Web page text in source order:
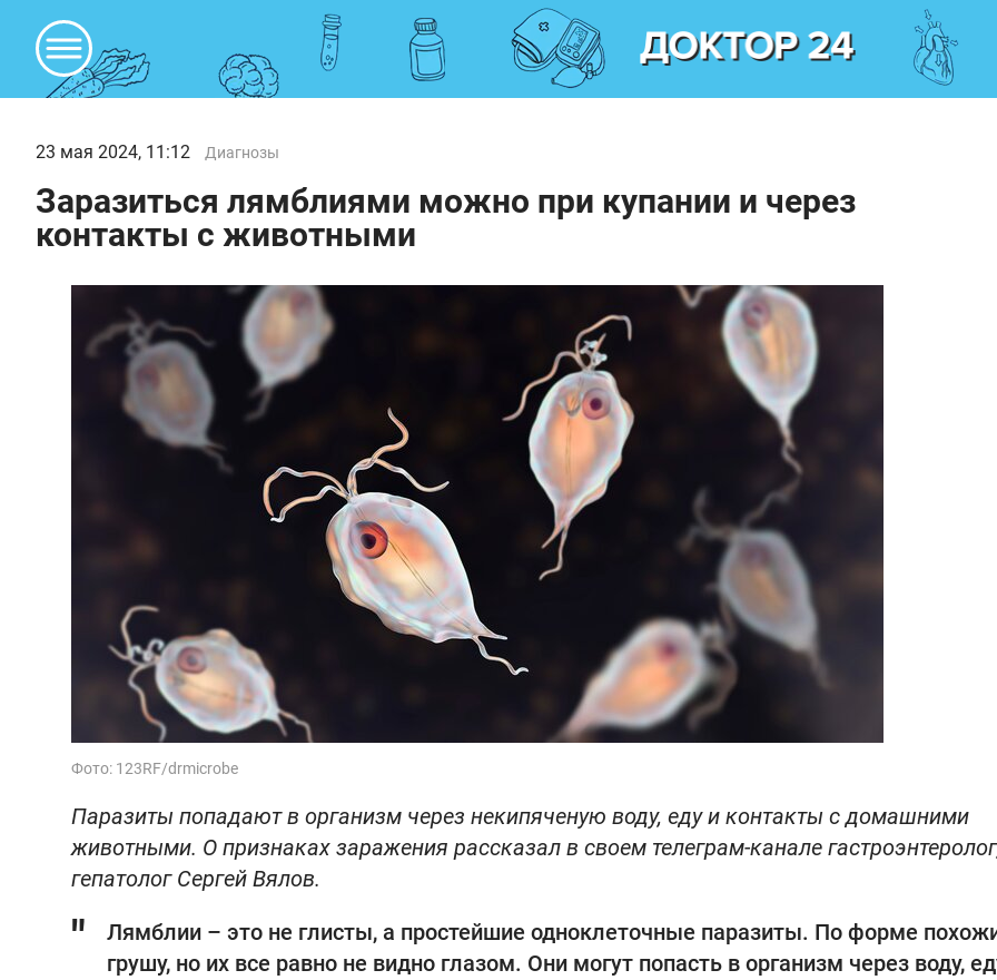
23 мая 2024, 11:12 Диагнозы
Заразиться лямблиями можно при купании и через
контакты с животными
Фото: 123RF/drmicrobe
Паразиты попадают в организм через некипяченую воду, еду и контакты с домашними
животными. О признаках заражения рассказал в своем телеграм-канале
гепатолог Сергей Вялов.
Лямблии – это не глисты, а простейшие одноклеточные паразиты. По форме
грушу, но их все равно не видно глазом. Они могут попасть в организм через воду,